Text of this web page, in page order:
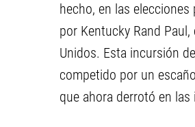
hecho, en las
por Kentucky Rand
Unidos. Esta incursión
competido por un
que ahora derrotó en